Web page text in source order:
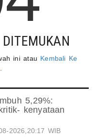
ini atau Kembali Ke
5,29%:
kenyataan
2026,20:17 WIB